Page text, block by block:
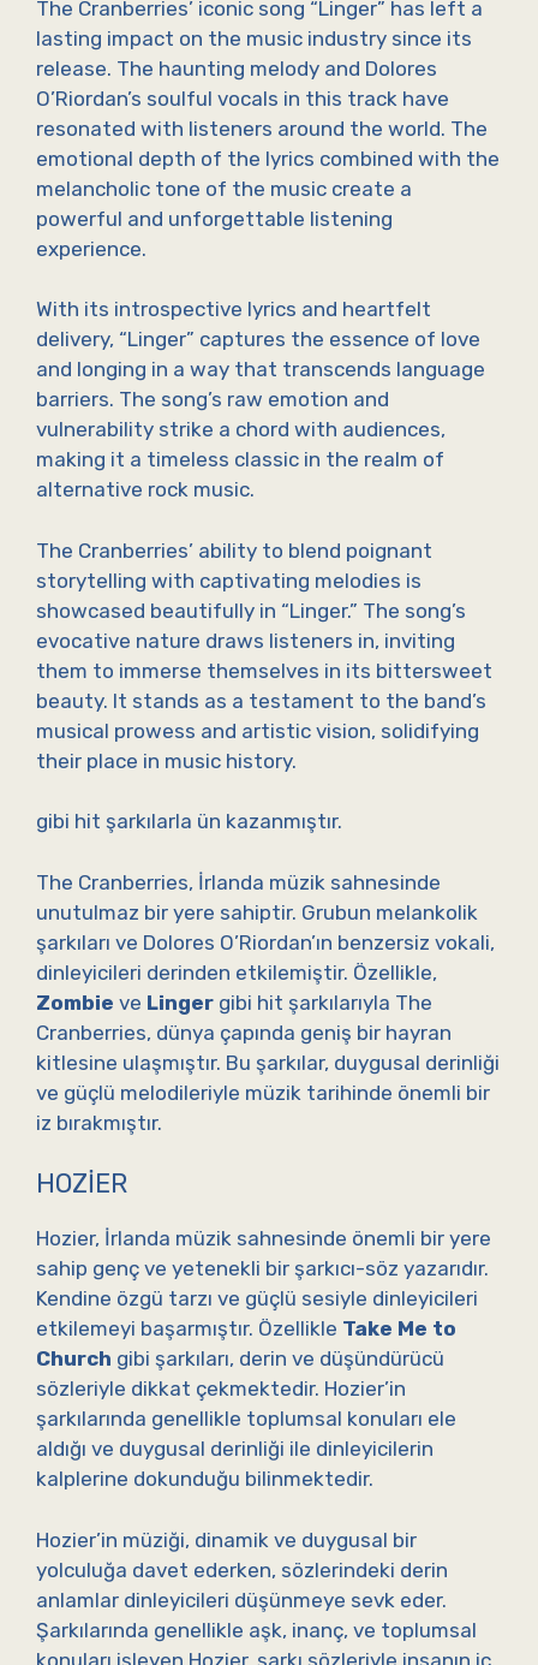
The Cranberries’ iconic song “Linger” has left a
lasting impact on the music industry since its
release. The haunting melody and Dolores
O’Riordan’s soulful vocals in this track have
resonated with listeners around the world. The
emotional depth of the lyrics combined with the
melancholic tone of the music create a
powerful and unforgettable listening
experience.
With its introspective lyrics and heartfelt
delivery, “Linger” captures the essence of love
and longing in a way that transcends language
barriers. The song’s raw emotion and
vulnerability strike a chord with audiences,
making it a timeless classic in the realm of
alternative rock music.
The Cranberries’ ability to blend poignant
storytelling with captivating melodies is
showcased beautifully in “Linger.” The song’s
evocative nature draws listeners in, inviting
them to immerse themselves in its bittersweet
beauty. It stands as a testament to the band’s
musical prowess and artistic vision, solidifying
their place in music history.
gibi hit şarkılarla ün kazanmıştır.
The Cranberries, İrlanda müzik sahnesinde
unutulmaz bir yere sahiptir. Grubun melankolik
şarkıları ve Dolores O’Riordan’ın benzersiz vokali,
dinleyicileri derinden etkilemiştir. Özellikle,
Zombie ve Linger gibi hit şarkılarıyla The
Cranberries, dünya çapında geniş bir hayran
kitlesine ulaşmıştır. Bu şarkılar, duygusal derinliği
ve güçlü melodileriyle müzik tarihinde önemli bir
iz bırakmıştır.
HOZIER
Hozier, İrlanda müzik sahnesinde önemli bir yere
sahip genç ve yetenekli bir şarkıcı-söz yazarıdır.
Kendine özgü tarzı ve güçlü sesiyle dinleyicileri
etkilemeyi başarmıştır. Özellikle Take Me to
Church gibi şarkıları, derin ve düşündürücü
sözleriyle dikkat çekmektedir. Hozier’in
şarkılarında genellikle toplumsal konuları ele
aldığı ve duygusal derinliği ile dinleyicilerin
kalplerine dokunduğu bilinmektedir.
Hozier’in müziği, dinamik ve duygusal bir
yolculuğa davet ederken, sözlerindeki derin
anlamlar dinleyicileri düşünmeye sevk eder.
Şarkılarında genellikle aşk, inanç, ve toplumsal
konuları işleyen Hozier, şarkı sözleriyle insanın iç